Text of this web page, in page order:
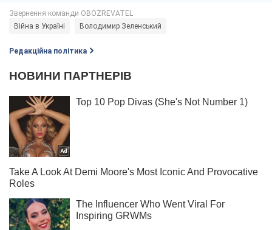
Війна в Україні Володимир Зеленський
Редакційна політика